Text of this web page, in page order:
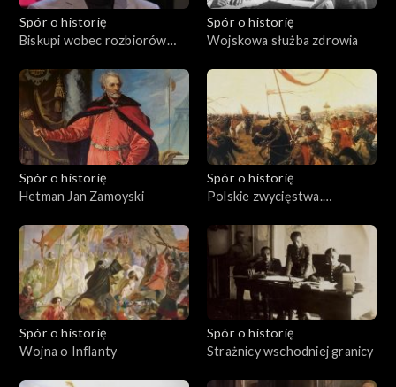
Spór o historię
Biskupi wobec rozbiorów
Spór o historię
Wojskowa służba zdrowia
Spór o historię
Hetman Jan Zamoyski
Spór o historię
Polskie zwycięstwa.
Spór o historię
Wojna o Inflanty
Spór o historię
Strażnicy wschodniej granicy